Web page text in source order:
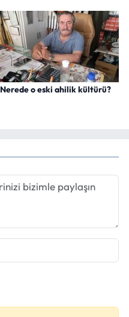
Nerede o eski ahilik kültürü?